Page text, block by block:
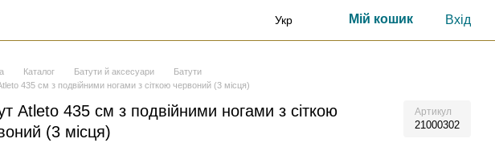
Укр Мій кошик Вхід
Каталог Батути й аксесуари
Батути
435 см з подвійними ногами з сіткою червоний (3 місця)
Atleto 435 см з подвійними ногами з сіткою
(3 місця)
Артикул
21000302